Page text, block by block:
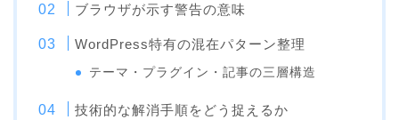
ブラウザが示す警告の意味
WordPress特有の混在パターン整理
テーマ・プラグイン・記事の三層構造
技術的な解消手順をどう捉えるか